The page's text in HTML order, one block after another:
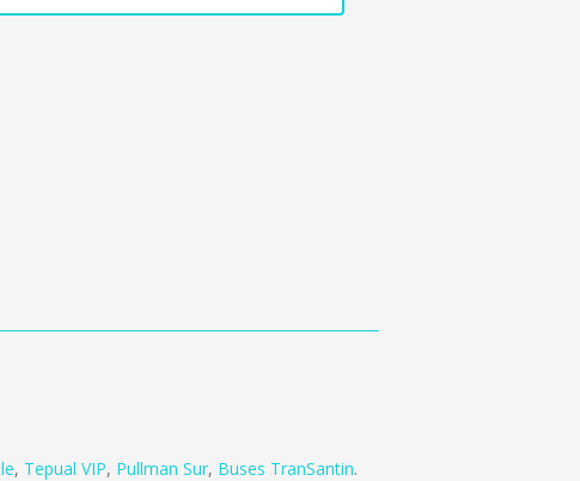
, Tepual VIP, Pullman Sur, Buses TranSantin.